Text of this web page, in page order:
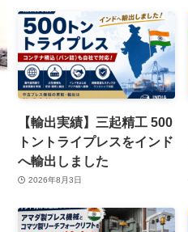
【輸出実績】三起精工 500
トントライプレスをインド
へ輸出しました
2026年8月3日